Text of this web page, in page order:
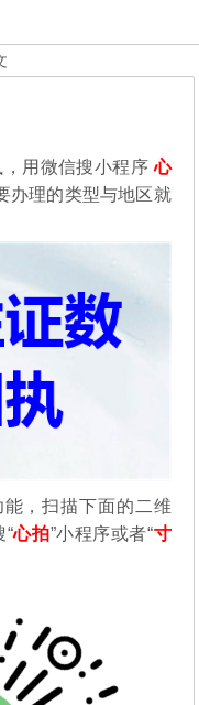
，用微信搜小程序心
办理的类型与地区就
能，扫描下面的二维
“心拍”小程序或者“寸